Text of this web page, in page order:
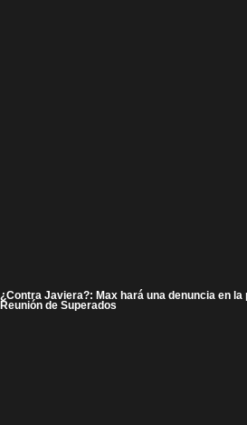
¿Contra Javiera?: Max hará una denuncia en
Reunión de Superados